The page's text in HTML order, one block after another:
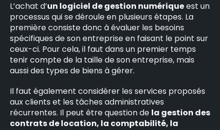
L’achat d’un logiciel de gestion numériqueest un
processus qui se déroule en plusieurs étapes. La
première consiste donc à évaluer les besoins
spécifiques de son entreprise en faisant le point sur
ceux-ci. Pour cela, il faut dans un premier temps
tenir compte de la taille de son entreprise, mais
aussi des types de biens à gérer.
Il faut également considérer les services proposés
aux clients et les tâches administratives
récurrentes. Il peut être question de la gestion des
contrats de location, la comptabilité, la